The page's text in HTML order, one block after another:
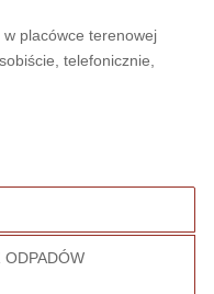
placówce terenowej
telefonicznie,
ODPADÓW